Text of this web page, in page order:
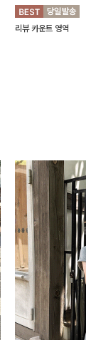
리뷰 카운트 영역